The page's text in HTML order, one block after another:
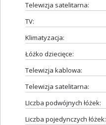
Telewizja satelitarna:
TV:
Klimatyzacja:
Łóżko dziecięce:
Telewizja kablowa:
Telewizja satelitarna:
LIczba podwójnych łóżek:
Liczba pojedynczych łóżek: